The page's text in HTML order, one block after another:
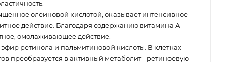
олеиновой кислотой, оказывает интенсивное
действие. Благодаря содержанию витамина А
омолаживающее действие.
ретинола и пальмитиновой кислоты. В клетках
преобразуется в активный метаболит - ретиноевую